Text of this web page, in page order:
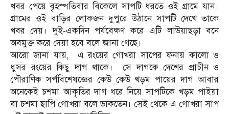
খবর পেয়ে বৃহস্পতিবার বিকেলে সাপটি ধরতে ওই গ্রামে যান।
গ্রামের ওই বাড়ির লোকজন দুপুরে উঠানে সাপটি দেখে তাকে
খবর দেয়। দুই-একদিন পর্যবেক্ষণ করে এটি লাউয়াছড়া বনে
অবমুক্ত করে দেয়া হবে বলে জানা গেছে।
আরো জানা যায়, এ রংয়ের গোখরা সাপের ফনায় কালো ও
ধুসর রংয়ের কিছু দাগ থাকে। সে দাগকে দেশের প্রাচীন ও
পৌরাণিক সর্পবিশেষজ্ঞের কেউ কেউ খড়ম পায়ের দাগ আবার
অনেকেই চশমা আকৃতির দাগ ধরে নিয়ে সাপটিকে খড়ম পাইয়া
বা চশমা ছাপি গোখরা বলে ডাকতেন। সেই থেকে এ গোখরা সাপ